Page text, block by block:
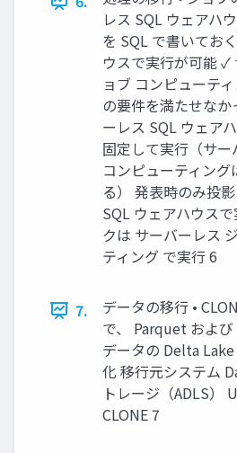
レス SQL ウェアハ
を SQL で書いてお
ウスで実行が可能 ✓
ョブ コンピューテ
の要件を満たせな
ーレス SQL ウェア
固定して実行（サ
コンピューティン
る） 発表時のみ投
SQL ウェアハウス
クは サーバーレス
ティング で実行 6
7.
データの移行 •
で、 Parquet およ
データの Delta
化 移行元システム
トレージ（ADLS）
CLONE 7